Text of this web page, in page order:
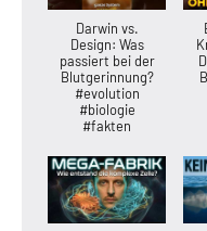
Darwin vs.
Design: Was
passiert bei der
Blutgerinnung?
#evolution
#biologie
#fakten